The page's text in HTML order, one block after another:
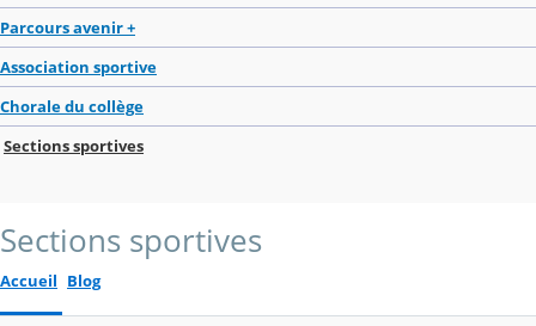
Parcours avenir +
Association sportive
Chorale du collège
Sections sportives
Sections sportives
Accueil Blog